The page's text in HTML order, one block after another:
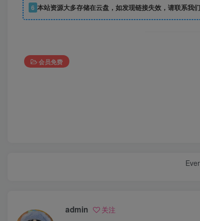
6 本站资源大多存储在云盘，如发现链接失效，请联系我
会员免费
admin 关注